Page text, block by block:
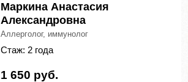
Маркина Анастасия
Александровна
Аллерголог, иммунолог
Стаж: 2 года
1 650 руб.